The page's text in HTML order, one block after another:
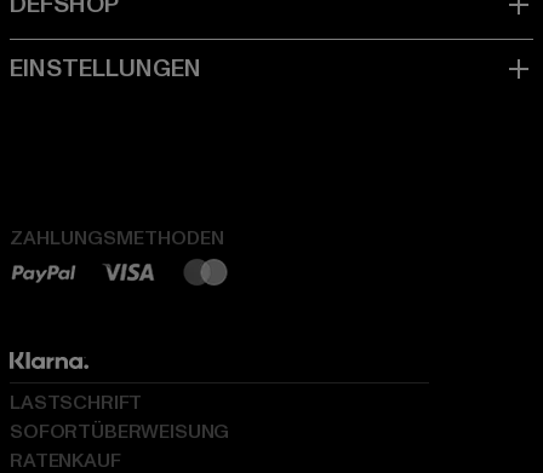
ZAHLUNGSMETHODEN
LASTSCHRIFT
SOFORTÜBERWEISUNG
RATENKAUF